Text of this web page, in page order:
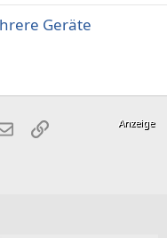
Geräte
E-MailLink